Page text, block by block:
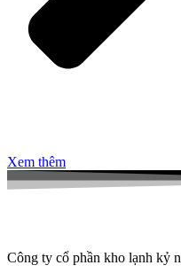
Xem thêm
Công ty cổ phần kho lạnh kỷ